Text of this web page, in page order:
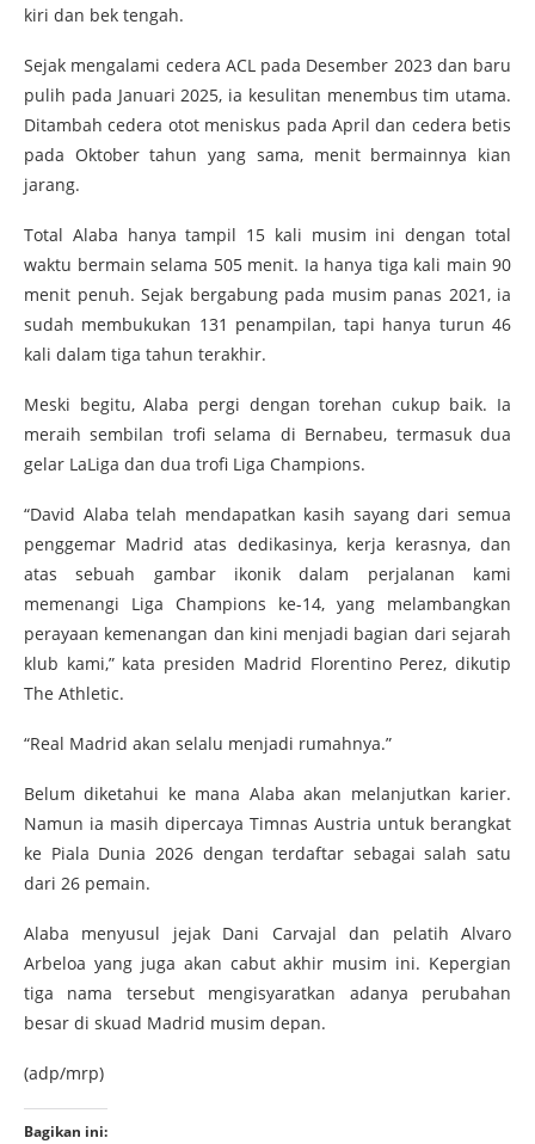
kiri dan bek tengah.
Sejak mengalami cedera ACL pada Desember 2023 dan baru
pulih pada Januari 2025, ia kesulitan menembus tim utama.
Ditambah cedera otot meniskus pada April dan cedera betis
pada Oktober tahun yang sama, menit bermainnya kian
jarang.
Total Alaba hanya tampil 15 kali musim ini dengan total
waktu bermain selama 505 menit. Ia hanya tiga kali main 90
menit penuh. Sejak bergabung pada musim panas 2021, ia
sudah membukukan 131 penampilan, tapi hanya turun 46
kali dalam tiga tahun terakhir.
Meski begitu, Alaba pergi dengan torehan cukup baik. Ia
meraih sembilan trofi selama di Bernabeu, termasuk dua
gelar LaLiga dan dua trofi Liga Champions.
“David Alaba telah mendapatkan kasih sayang dari semua
penggemar Madrid atas dedikasinya, kerja kerasnya, dan
atas sebuah gambar ikonik dalam perjalanan kami
memenangi Liga Champions ke-14, yang melambangkan
perayaan kemenangan dan kini menjadi bagian dari sejarah
klub kami,” kata presiden Madrid Florentino Perez, dikutip
The Athletic.
“Real Madrid akan selalu menjadi rumahnya.”
Belum diketahui ke mana Alaba akan melanjutkan karier.
Namun ia masih dipercaya Timnas Austria untuk berangkat
ke Piala Dunia 2026 dengan terdaftar sebagai salah satu
dari 26 pemain.
Alaba menyusul jejak Dani Carvajal dan pelatih Alvaro
Arbeloa yang juga akan cabut akhir musim ini. Kepergian
tiga nama tersebut mengisyaratkan adanya perubahan
besar di skuad Madrid musim depan.
(adp/mrp)
Bagikan ini: